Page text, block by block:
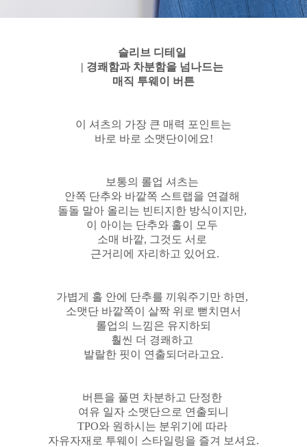
슬리브 디테일
| 경쾌함과 차분함을 넘나드는
매직 투웨이 버튼
이 셔츠의 가장 큰 매력 포인트는
바로 바로 소맷단이에요!
보통의 롤업 셔츠는
안쪽 단추와 바깥쪽 스트랩을 연결해
돌돌 말아 올리는 빈티지한 방식이지만,
이 아이는 단추와 홀이 모두
소매 바깥, 그것도 서로
근거리에 자리하고 있어요.
가볍게 홀 안에 단추를 끼워주기만 하면,
소맷단 바깥쪽이 살짝 위로 뻗치면서
롤업의 느낌은 유지하되
훨씬 더 경쾌하고
발랄한 핏이 연출되더라고요.
버튼을 풀면 차분하고 단정한
여유 일자 소맷단으로 연출되니
TPO와 원하시는 분위기에 따라
자유자재로 투웨이 스타일링을 즐겨 보셔요.